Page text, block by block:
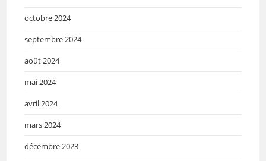
octobre 2024
septembre 2024
août 2024
mai 2024
avril 2024
mars 2024
décembre 2023